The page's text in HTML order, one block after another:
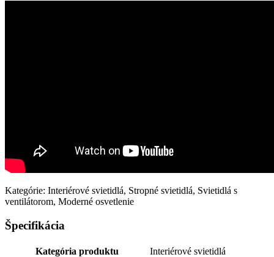
Kategórie: Interiérové svietidlá, Stropné svietidlá, Svietidlá s
ventilátorom, Moderné osvetlenie
Špecifikácia
Kategória produktu
Interiérové svietidlá